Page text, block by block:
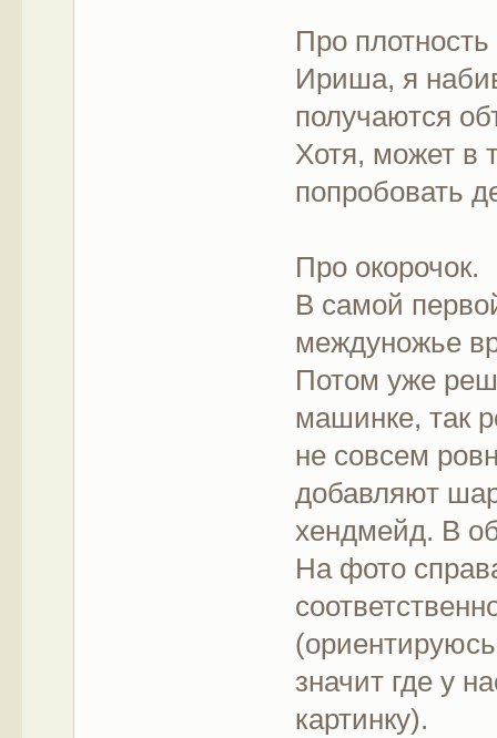
Про
Ириша, я
получаются
Хотя, может в
попробовать
Про окорочок.
В самой
междуножье
Потом уже
машинке, так
не совсем
добавляют
хендмейд. В
На фото
значит где у
картинку).